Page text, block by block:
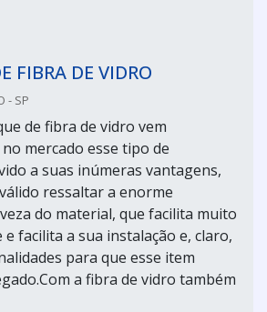
FIBRA DE VIDRO
- SP
de fibra de vidro vem
mercado esse tipo de
a suas inúmeras vantagens,
ressaltar a enorme
do material, que facilita muito
facilita a sua instalação e, claro,
para que esse item
a fibra de vidro também